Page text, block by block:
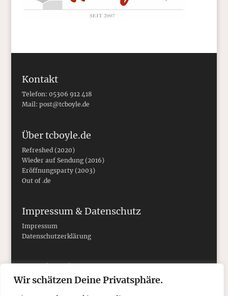
Wir schätzen Deine Privatsphäre.
Kontakt
Telefon: 05306 912 418
Mail: post@tcboyle.de
Über tcboyle.de
Refreshed (2020)
Wieder auf Sendung (2016)
Eröffnungsparty (2003)
Out of .de
Impressum & Datenschutz
Impressum
Datenschutzerklärung
Social Media